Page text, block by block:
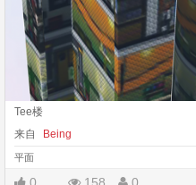
Tee楼
来自
Being
平面